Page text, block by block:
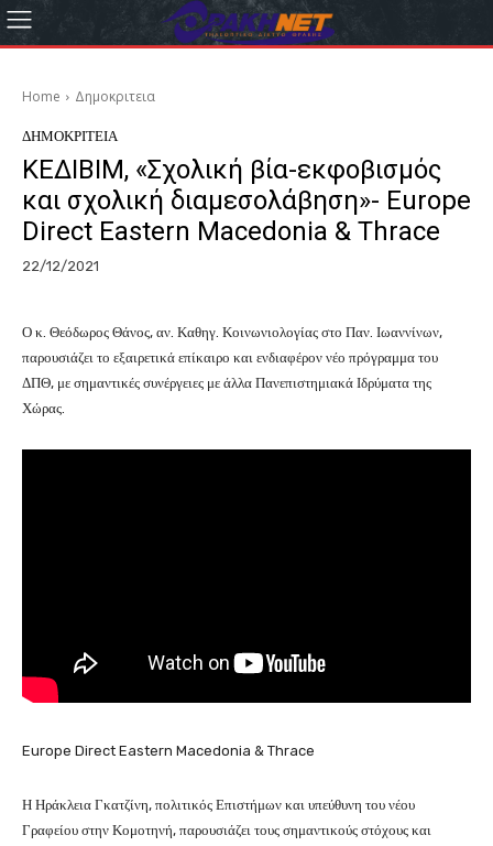
Home Δημοκριτεια
ΔΗΜΟΚΡΙΤΕΙΑ
ΚΕΔΙΒΙΜ, «Σχολική βία-εκφοβισμός
και σχολική διαμεσολάβηση»- Europe
Direct Eastern Macedonia & Thrace
22/12/2021
Ο κ. Θεόδωρος Θάνος, αν. Καθηγ. Κοινωνιολογίας στο Παν. Ιωαννίνων,
παρουσιάζει το εξαιρετικά επίκαιρο και ενδιαφέρον νέο πρόγραμμα του
ΔΠΘ, με σημαντικές συνέργειες με άλλα Πανεπιστημιακά Ιδρύματα της
Χώρας.
Europe Direct Eastern Macedonia & Thrace
Η Ηράκλεια Γκατζίνη, πολιτικός Επιστήμων και υπεύθυνη του νέου
Γραφείου στην Κομοτηνή, παρουσιάζει τους σημαντικούς στόχους και